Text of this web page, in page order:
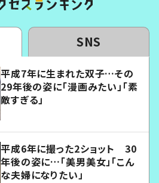
SNS
平成7年に生まれた双子…その
29年後の姿に「漫画みたい」「素
敵すぎる」
平成6年に撮った2ショット 30
年後の姿に…「美男美女」「こん
な夫婦になりたい」